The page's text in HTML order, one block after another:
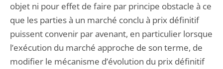
objet ni pour effet de faire par principe obstacle à ce
que les parties à un marché conclu à prix définitif
puissent convenir par avenant, en particulier lorsque
l’exécution du marché approche de son terme, de
modifier le mécanisme d’évolution du prix définitif